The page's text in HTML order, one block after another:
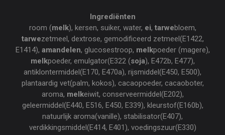
Ingrediënten
room (melk), kersen, suiker, water, ei, tarwebloem,
tarwezetmeel, dextrose, gemodificeerd zetmeel(E1422,
E1414), amandelen, glucosestroop, melkpoeder (magere),
melkpoeder, emulgator(E322 (soja), E472b, E477),
antiklontermiddel(E170, E470a), rijsmiddel(E450, E500),
plantaardig vet(palm, kokos), cacaopoeder, cacaoboter,
aroma, melkeiwit, conserveermiddel(E202),
geleermiddel(E440, E516, E450, E339), kleurstof(E160b),
natuurlijk aroma(vanille), stabilisator(E407),
verdikkingsmiddel(E414, E401), voedingszuur(E330)